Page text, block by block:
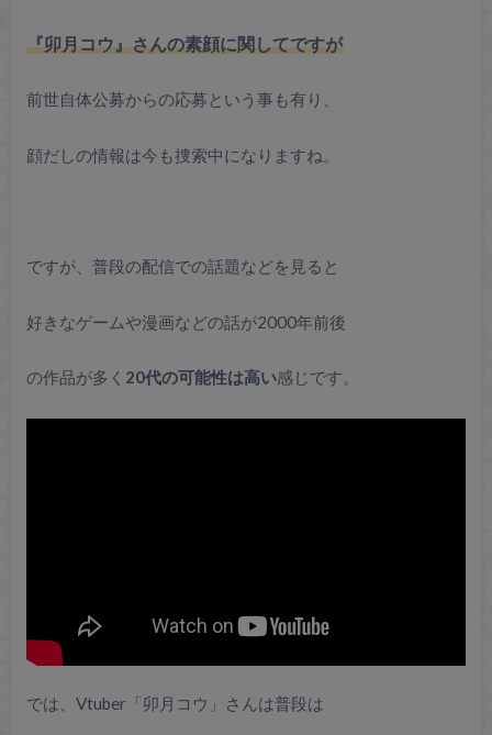
『卯月コウ』さんの素顔に関してですが
前世自体公募からの応募という事も有り、
顔だしの情報は今も捜索中になりますね。
ですが、普段の配信での話題などを見ると
好きなゲームや漫画などの話が2000年前後
の作品が多く 20代の可能性は高い感じです。
では、Vtuber「卯月コウ」さんは普段は